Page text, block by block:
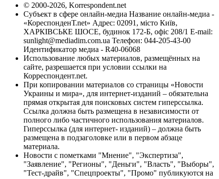
© 2000-2026, Korrespondent.net
Субъект в сфере онлайн-медиа Название онлайн-медиа -
«КореспонденТ.net» Адрес: 02091, місто Київ,
ХАРКІВСЬКЕ ШОСЕ, будинок 172-Б, офіс 208/1 E-mail:
sunlight@mediadim.com.ua Телефон: 044-205-43-00
Идентификатор медиа - R40-06068
Использование любых материалов, размещённых на
сайте, разрешается при условии ссылки на
Корреспондент.net.
При копировании материалов со страницы «Новости
Украины и мира», для интернет-изданий – обязательна
прямая открытая для поисковых систем гиперссылка.
Ссылка должна быть размещена в независимости от
полного либо частичного использования материалов.
Гиперссылка (для интернет- изданий) – должна быть
размещена в подзаголовке или в первом абзаце
материала.
Новости с пометками "Мнение", "Экспертиза",
"Заявление", "Регионы", "Деньги", "Власть", "Выборы",
"Тест-драйв", "Спецпроекты", "Промо" публикуются на